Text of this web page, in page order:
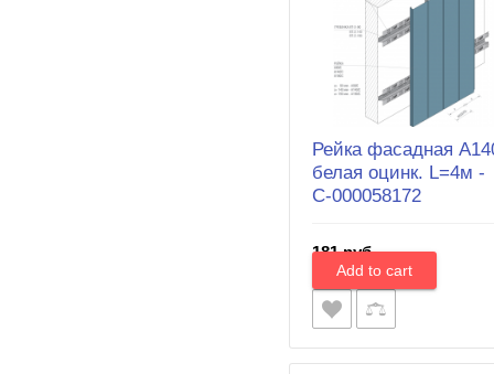
Рейка фасадная
белая оцинк. L=4м -
С-000058172
181 руб.